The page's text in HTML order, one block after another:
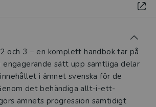
och 3 − en komplett handbok tar på
sätt upp samtliga delar
i ämnet svenska för de
det behändiga allt-i-ett-
ämnets progression samtidigt